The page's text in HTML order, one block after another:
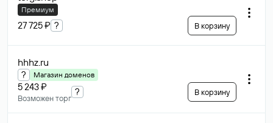
Премиум
27 725 ₽ ? В корзину
hhhz.ru
? Магазин доменов
5 243 ₽
Возможен торг
? В корзину